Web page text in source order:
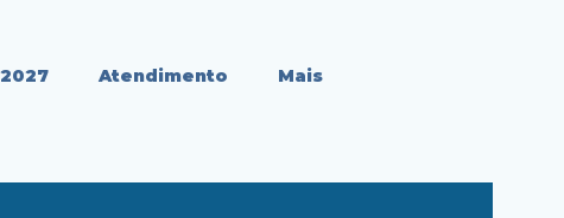
Atendimento Mais